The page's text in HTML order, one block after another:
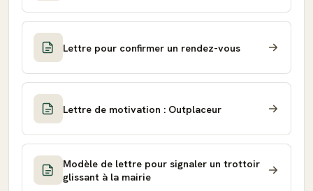
Lettre pour confirmer un rendez-vous
Lettre de motivation : Outplaceur
Modèle de lettre pour signaler un trottoir
glissant à la mairie